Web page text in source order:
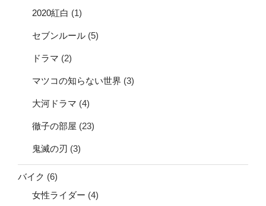
2020紅白 (1)
セブンルール (5)
ドラマ (2)
マツコの知らない世界 (3)
大河ドラマ (4)
徹子の部屋 (23)
鬼滅の刃 (3)
バイク (6)
女性ライダー (4)